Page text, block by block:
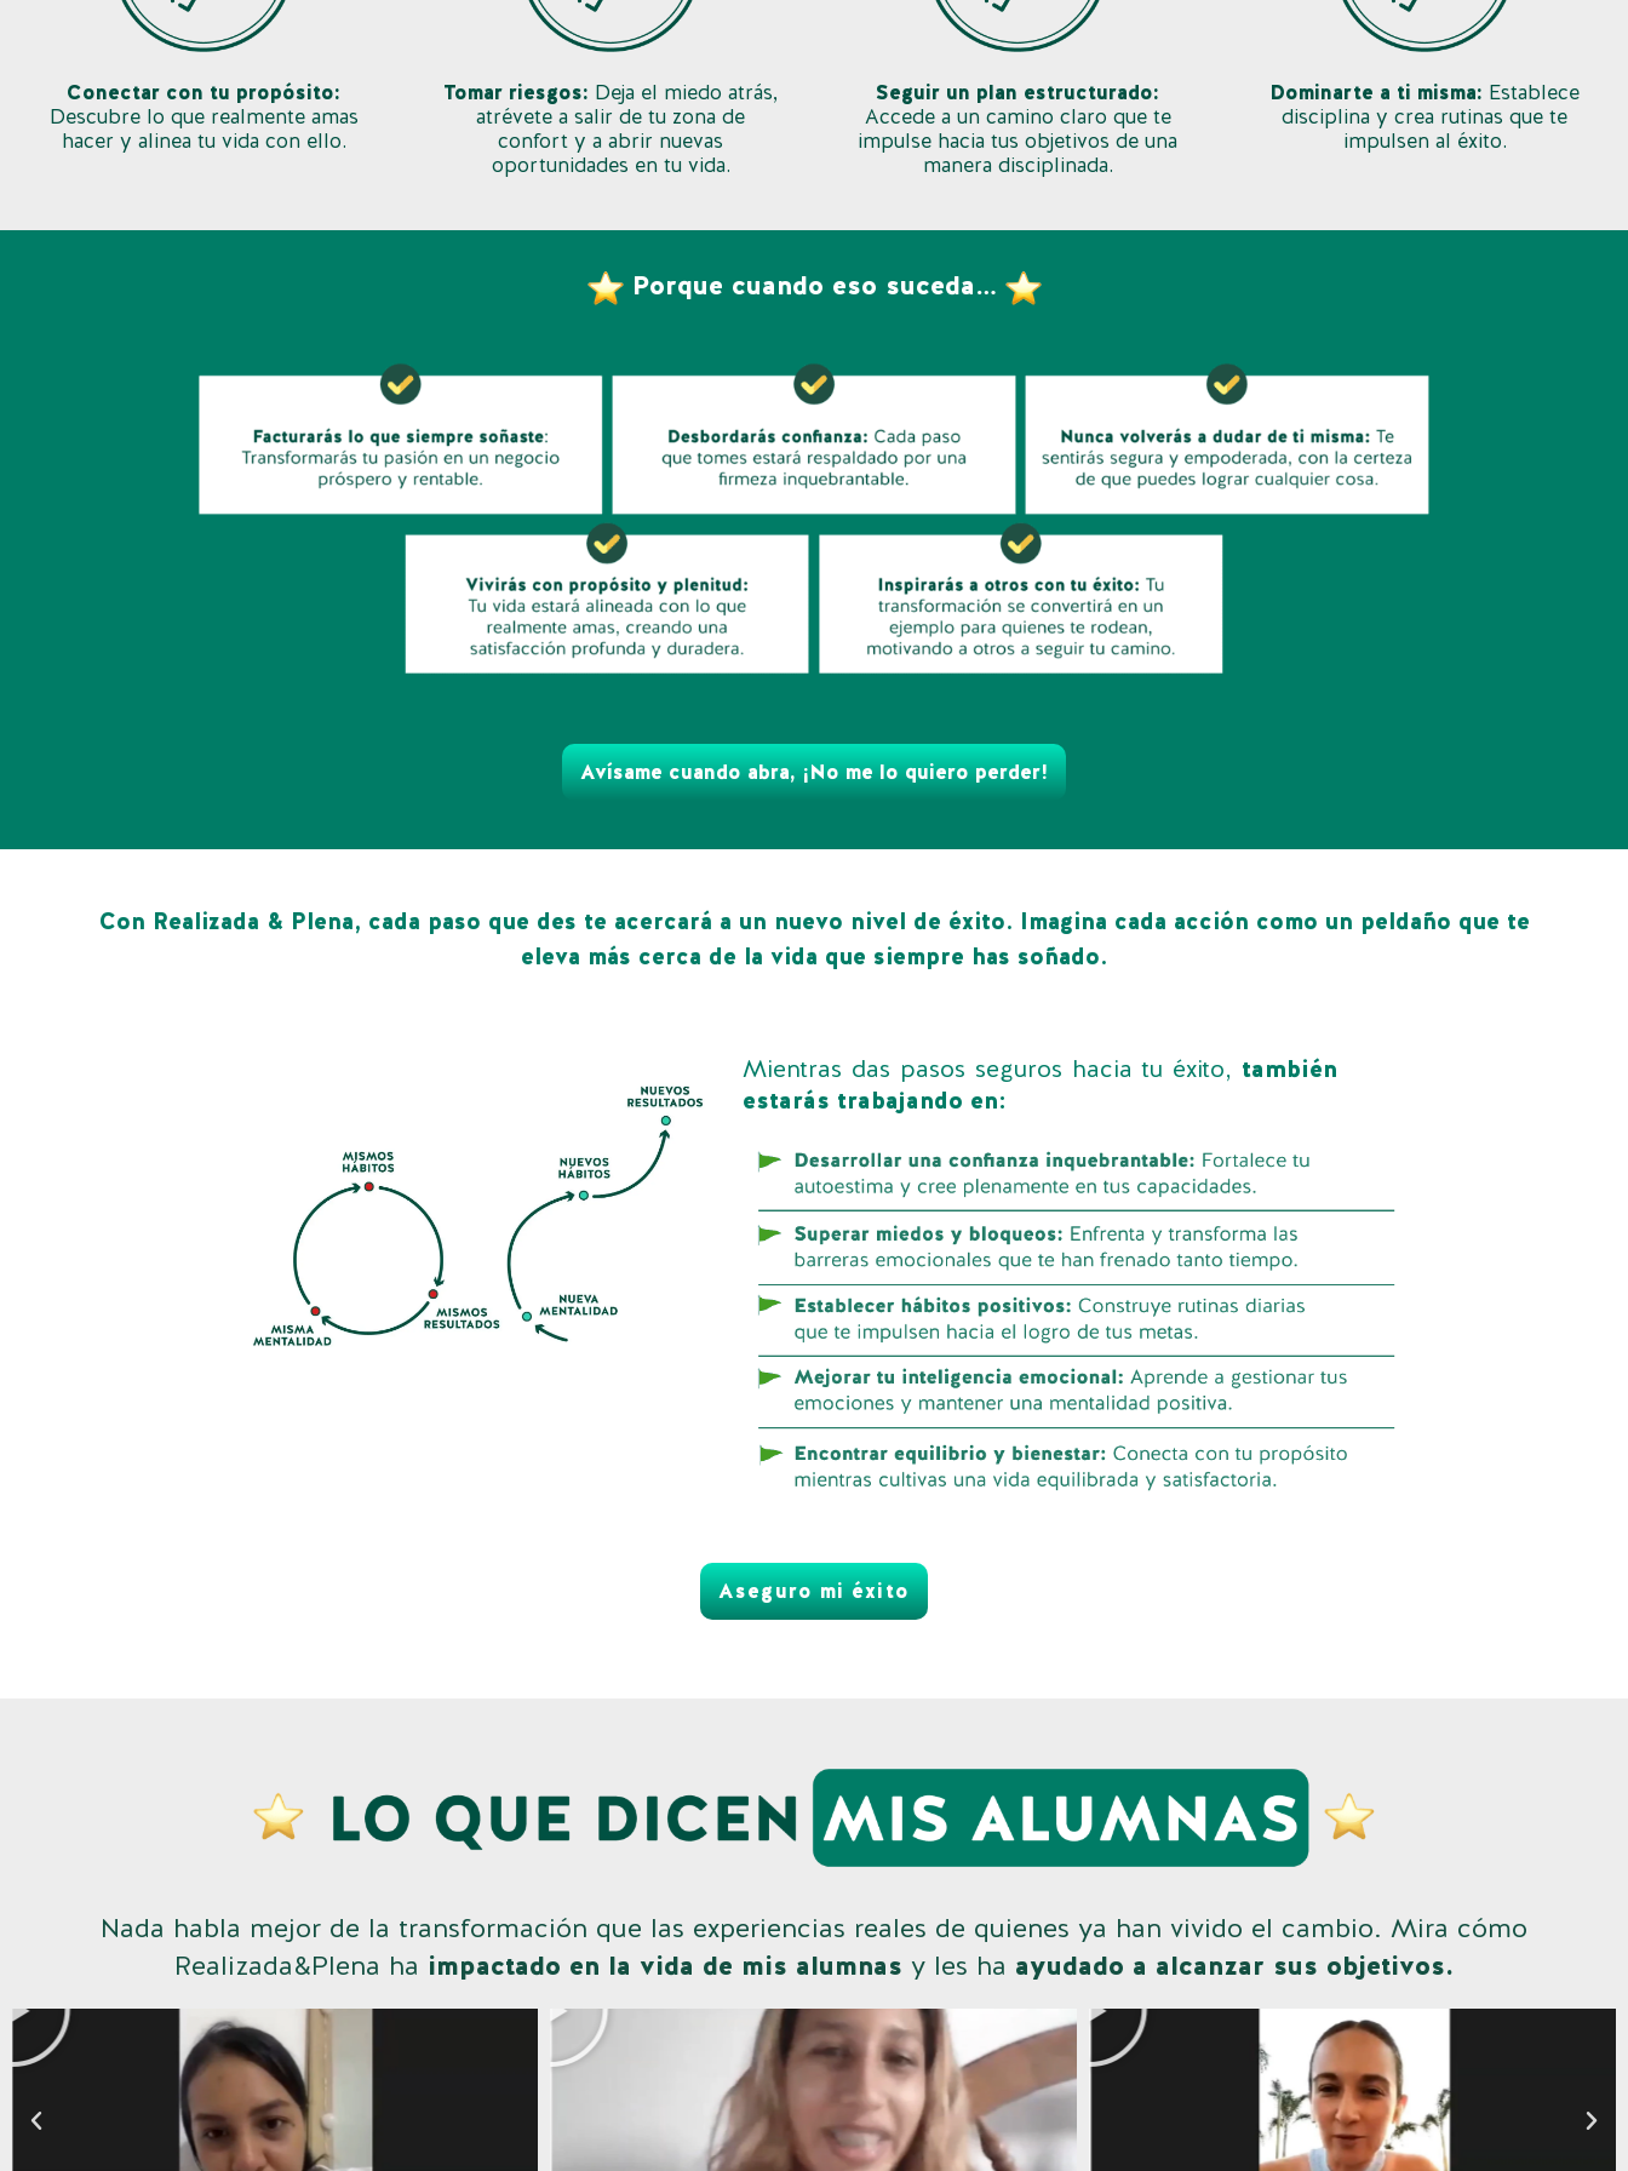
Conectar con tu propósito:
Descubre lo que realmente amas
hacer y alinea tu vida con ello.
Tomar riesgos: Deja el miedo atrás,
atrévete a salir de tu zona de
confort y a abrir nuevas
oportunidades en tu vida.
Seguir un plan estructurado:
Accede a un camino claro que te
impulse hacia tus objetivos de una
manera disciplinada.
Dominarte a ti misma: Establece
disciplina y crea rutinas que te
impulsen al éxito.
Porque cuando eso suceda…
Avísame cuando abra, ¡No me lo quiero perder!
Con Realizada & Plena, cada paso que des te acercará a un nuevo nivel de éxito. Imagina cada acción como un peldaño que te
eleva más cerca de la vida que siempre has soñado.
Mientras das pasos seguros hacia tu éxito, también
estarás trabajando en:
Aseguro mi éxito
Nada habla mejor de la transformación que las experiencias reales de quienes ya han vivido el cambio. Mira cómo
Realizada&Plena ha impactado en la vida de mis alumnas y les ha ayudado a alcanzar sus objetivos.
Play Play